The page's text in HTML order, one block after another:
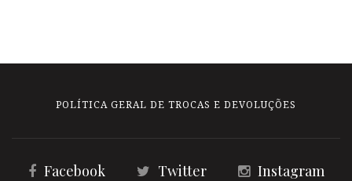
POLÍTICA GERAL DE TROCAS E DEVOLUÇÕES
Facebook Twitter Instagram